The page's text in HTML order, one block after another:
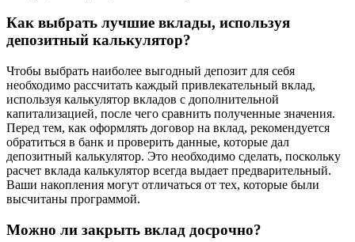
Как выбрать лучшие вклады, используя
депозитный калькулятор?
Чтобы выбрать наиболее выгодный депозит для себя
необходимо рассчитать каждый привлекательный вклад,
используя калькулятор вкладов с дополнительной
капитализацией, после чего сравнить полученные значения.
Перед тем, как оформлять договор на вклад, рекомендуется
обратиться в банк и проверить данные, которые дал
депозитный калькулятор. Это необходимо сделать, поскольку
расчет вклада калькулятор всегда выдает предварительный.
Ваши накопления могут отличаться от тех, которые были
высчитаны программой.
Можно ли закрыть вклад досрочно?